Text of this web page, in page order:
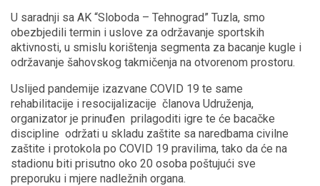
U saradnji sa AK “Sloboda – Tehnograd” Tuzla, smo
obezbjedili termin i uslove za održavanje sportskih
aktivnosti, u smislu korištenja segmenta za bacanje kugle i
održavanje šahovskog takmičenja na otvorenom prostoru.
Uslijed pandemije izazvane COVID 19 te same
rehabilitacije i resocijalizacije članova Udruženja,
organizator je prinuđen prilagoditi igre te će bacačke
discipline održati u skladu zaštite sa naredbama civilne
zaštite i protokola po COVID 19 pravilima, tako da će na
stadionu biti prisutno oko 20 osoba poštujući sve
preporuku i mjere nadležnih organa.